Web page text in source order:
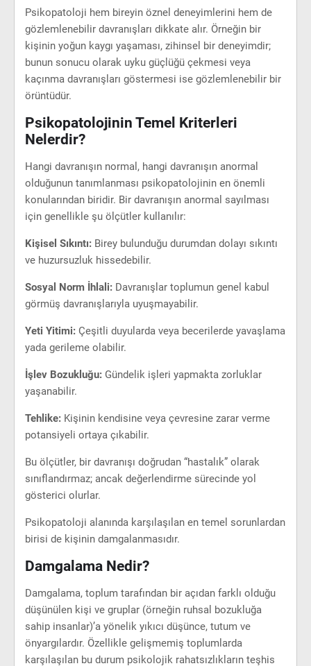
Psikopatoloji hem bireyin öznel deneyimlerini hem de
gözlemlenebilir davranışları dikkate alır. Örneğin bir
kişinin yoğun kaygı yaşaması, zihinsel bir deneyimdir;
bunun sonucu olarak uyku güçlüğü çekmesi veya
kaçınma davranışları göstermesi ise gözlemlenebilir bir
örüntüdür.
Psikopatolojinin Temel Kriterleri
Nelerdir?
Hangi davranışın normal, hangi davranışın anormal
olduğunun tanımlanması psikopatolojinin en önemli
konularından biridir. Bir davranışın anormal sayılması
için genellikle şu ölçütler kullanılır:
Kişisel Sıkıntı: Birey bulunduğu durumdan dolayı sıkıntı
ve huzursuzluk hissedebilir.
Sosyal Norm İhlali: Davranışlar toplumun genel kabul
görmüş davranışlarıyla uyuşmayabilir.
Yeti Yitimi: Çeşitli duyularda veya becerilerde yavaşlama
yada gerileme olabilir.
İşlev Bozukluğu: Gündelik işleri yapmakta zorluklar
yaşanabilir.
Tehlike: Kişinin kendisine veya çevresine zarar verme
potansiyeli ortaya çıkabilir.
Bu ölçütler, bir davranışı doğrudan “hastalık” olarak
sınıflandırmaz; ancak değerlendirme sürecinde yol
gösterici olurlar.
Psikopatoloji alanında karşılaşılan en temel sorunlardan
birisi de kişinin damgalanmasıdır.
Damgalama Nedir?
Damgalama, toplum tarafından bir açıdan farklı olduğu
düşünülen kişi ve gruplar (örneğin ruhsal bozukluğa
sahip insanlar)’a yönelik yıkıcı düşünce, tutum ve
önyargılardır. Özellikle gelişmemiş toplumlarda
karşılaşılan bu durum psikolojik rahatsızlıkların teşhis